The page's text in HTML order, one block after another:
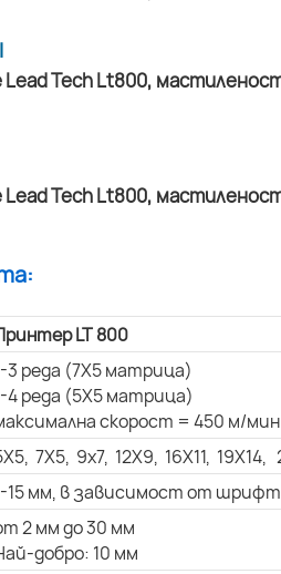
LT 800
3 реда (7X5 матрица)
4 реда (5X5 матрица)
скорост = 450 м/
7X5, 9x7, 12X9, 16X11, 19X14,
15 мм, в зависимост от
2 мм до 30 мм
добро: 10 мм